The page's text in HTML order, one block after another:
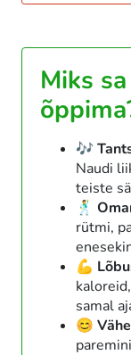
Miks
🎶
Naudi
teiste
🕺
rütmi,
💪
samal
😊